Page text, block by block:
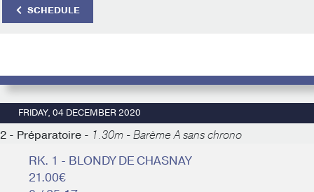
SCHEDULE
FRIDAY, 04 DECEMBER 2020
2 - Préparatoire - 1.30m - Barème A sans chrono
RK. 1 - BLONDY DE CHASNAY
21.00€